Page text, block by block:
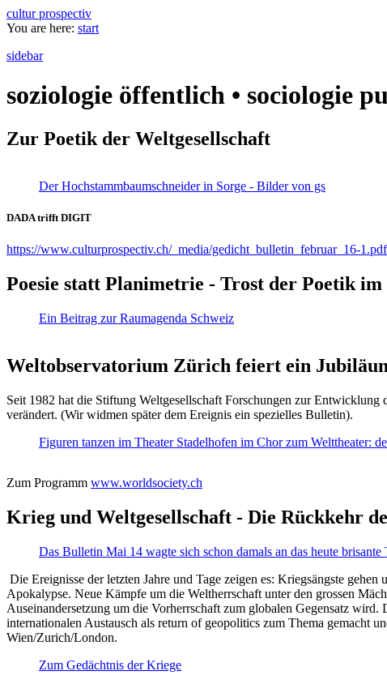
cultur prospectiv
You are here: start
sidebar
soziologie öffentlich • sociologie
Zur Poetik der Weltgesellschaft
Der Hochstammbaumschneider in Sorge - Bilder von gs
DADA trifft DIGIT
https://www.culturprospectiv.ch/_media/gedicht_bulletin_februar_16-1.pdf
Poesie statt Planimetrie - Trost der Poetik
Ein Beitrag zur Raumagenda Schweiz
Weltobservatorium Zürich feiert ein
Seit 1982 hat die Stiftung Weltgesellschaft Forschungen zur
verändert. (Wir widmen später dem Ereignis ein spezielles Bulletin).
Figuren tanzen im Theater Stadelhofen im Chor zum Welttheater:
Zum Programm www.worldsociety.ch
Krieg und Weltgesellschaft - Die Rückkehr
Das Bulletin Mai 14 wagte sich schon damals an das heute
Die Ereignisse der letzten Jahre und Tage zeigen es: Kriegsängste
Apokalypse. Neue Kämpfe um die Weltherrschaft unter den grossen
Auseinandersetzung um die Vorherrschaft zum globalen Gegensatz
internationalen Austausch als return of geopolitics zum Thema gemacht
Wien/Zurich/London.
Zum Gedächtnis der Kriege